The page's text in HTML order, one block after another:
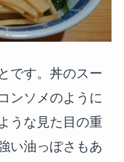
です。丼のスー
ンソメのように
うな見た目の重
い油っぽさもあ